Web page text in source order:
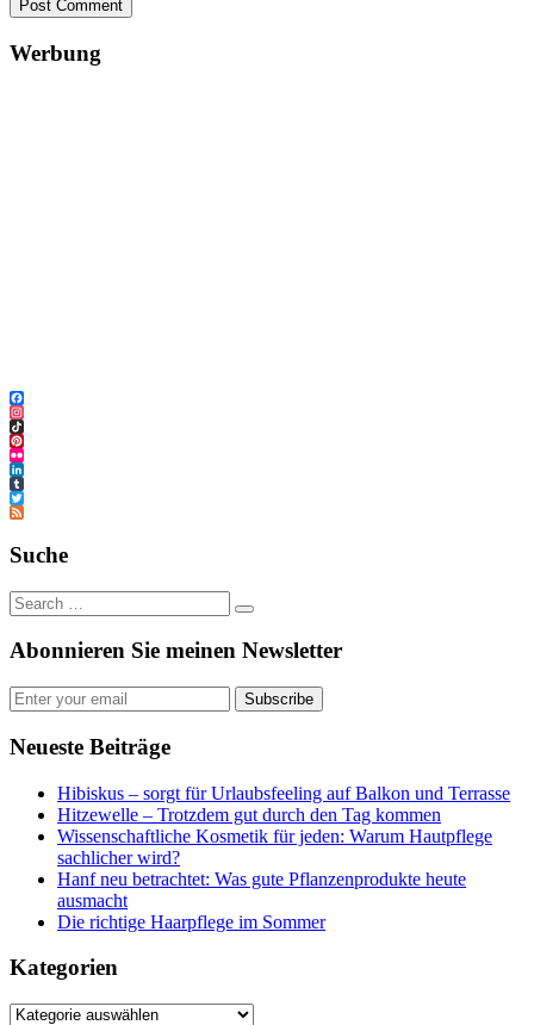
Post Comment
Werbung
Facebook
Instagram
TikTok
Pinterest
Flickr
LinkedIn
Tumblr
Twitter
Feed
Suche
Abonnieren Sie meinen Newsletter
Subscribe
Neueste Beiträge
Hibiskus – sorgt für Urlaubsfeeling auf Balkon und Terrasse
Hitzewelle – Trotzdem gut durch den Tag kommen
Wissenschaftliche Kosmetik für jeden: Warum Hautpflege
sachlicher wird?
Hanf neu betrachtet: Was gute Pflanzenprodukte heute
ausmacht
Die richtige Haarpflege im Sommer
Kategorien
Kategorien